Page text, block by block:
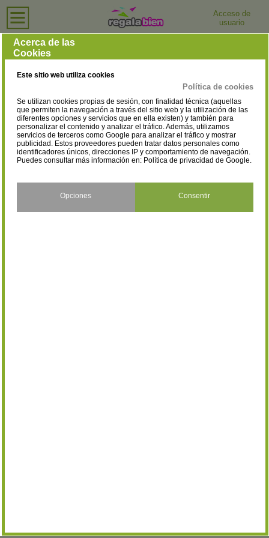
Acceso de
usuario
Tiendas de Moda y Complementos en Zamora
Selecciona la localidad
Inicio › Tiendas de Moda y Complementos
Alcañices Benavente
(2)
Morales de Toro(1) Puebla de Sanabria(2)
Toro(10) Villalpando(1)
Zamora(107)
Acerca de las
Cookies
Este sitio web utiliza cookies
Política de cookies
Se utilizan cookies propias de sesión, con finalidad técnica (aquellas
que permiten la navegación a través del sitio web y la utilización de las
diferentes opciones y servicios que en ella existen) y también para
personalizar el contenido y analizar el tráfico. Además, utilizamos
servicios de terceros como Google para analizar el tráfico y mostrar
publicidad. Estos proveedores pueden tratar datos personales como
identificadores únicos, direcciones IP y comportamiento de navegación.
Puedes consultar más información en: Política de privacidad de Google.
Opciones Consentir